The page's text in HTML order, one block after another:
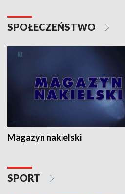
SPOŁECZEŃSTWO
Magazyn nakielski
SPORT